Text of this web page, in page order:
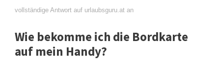
vollständige Antwort auf urlaubsguru.at an
Wie bekomme ich die Bordkarte
auf mein Handy?